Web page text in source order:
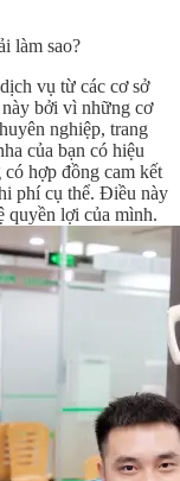
làm sao?
vụ từ các cơ sở
bởi vì những cơ
nghiệp, trang
của bạn có hiệu
hợp đồng cam kết
phí cụ thể. Điều này
quyền lợi của mình.